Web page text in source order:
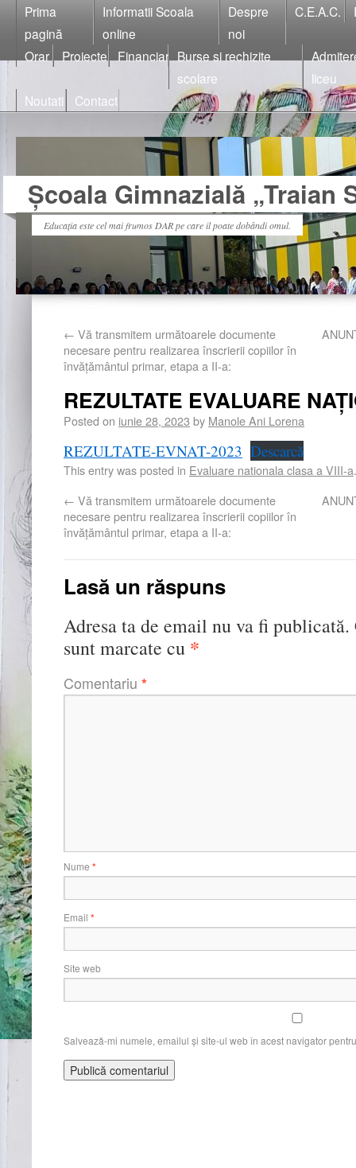
Prima
pagină
Informatii Scoala
online
Despre
noi
C.E.A.C.
Orar Proiecte Financiar Burse si rechizite
scolare
liceu
Noutati
Contact
Școala Gimnazială „Traian
Educația este cel mai frumos DAR pe care il poate dobândi omul.
← Vă transmitem următoarele documente
necesare pentru realizarea înscrierii copiilor în
învățământul primar, etapa a II-a:
REZULTATE EVALUARE
Posted on iunie 28, 2023 by Manole Ani Lorena
REZULTATE-EVNAT-2023 Descarcă
This entry was posted in Evaluare nationala clasa a VIII-a
← Vă transmitem următoarele documente
necesare pentru realizarea înscrierii copiilor în
învățământul primar, etapa a II-a:
Lasă un răspuns
Adresa ta de email nu va fi publicată.
sunt marcate cu *
Comentariu *
Nume *
Email *
Site web
Salvează-mi numele, emailul și site-ul web în acest navigator